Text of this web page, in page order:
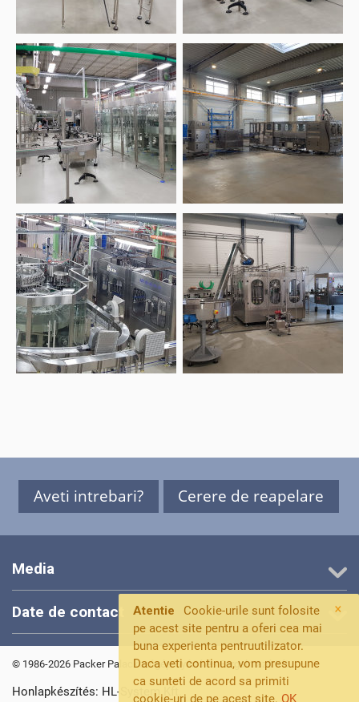
×
Atentie
Cookie-urile sunt folosite
pe acest site pentru a oferi cea mai
buna experienta pentruutilizator.
Daca veti continua, vom presupune
ca sunteti de acord sa primiti
cookie-uri de pe acest site. OK
Aveti intrebari? Cerere de reapelare
Media
Date de contact
© 1986-2026 Packer Palackozógép Gyártó és Forgalmazó Kft.
Honlapkészítés: HL-System Kft.